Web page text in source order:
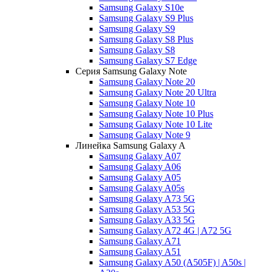
Samsung Galaxy S10e
Samsung Galaxy S9 Plus
Samsung Galaxy S9
Samsung Galaxy S8 Plus
Samsung Galaxy S8
Samsung Galaxy S7 Edge
Серия Samsung Galaxy Note
Samsung Galaxy Note 20
Samsung Galaxy Note 20 Ultra
Samsung Galaxy Note 10
Samsung Galaxy Note 10 Plus
Samsung Galaxy Note 10 Lite
Samsung Galaxy Note 9
Линейка Samsung Galaxy A
Samsung Galaxy A07
Samsung Galaxy A06
Samsung Galaxy A05
Samsung Galaxy A05s
Samsung Galaxy A73 5G
Samsung Galaxy A53 5G
Samsung Galaxy A33 5G
Samsung Galaxy A72 4G | A72 5G
Samsung Galaxy A71
Samsung Galaxy A51
Samsung Galaxy A50 (A505F) | A50s |